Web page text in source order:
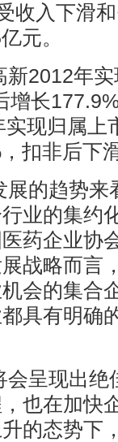
收入下滑
元。
2012年
增长
现归属上
扣非后下
的趋势来
业的集约
药企业协
战略而言
会的集合
具有明确
呈现出绝
也在加快
的态势下